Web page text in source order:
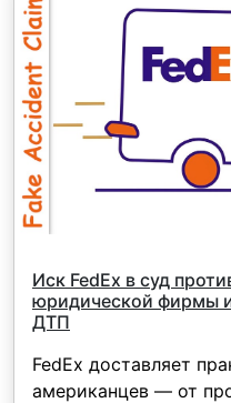
Иск FedEx в суд
юридической фирмы
ДТП
FedEx доставляет
американцев — от